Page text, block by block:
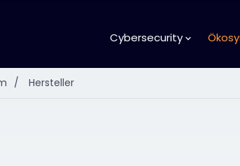
Cybersecurity
/ Hersteller